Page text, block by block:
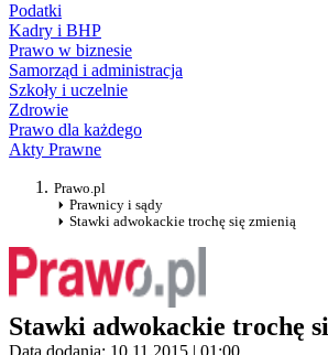
Podatki
Kadry i BHP
Prawo w biznesie
Samorząd i administracja
Szkoły i uczelnie
Zdrowie
Prawo dla każdego
Akty Prawne
Prawo.pl
Prawnicy i sądy
Stawki adwokackie trochę się zmienią
Stawki adwokackie trochę